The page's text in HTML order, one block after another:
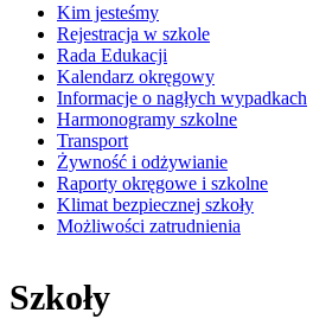
Kim jesteśmy
Rejestracja w szkole
Rada Edukacji
Kalendarz okręgowy
Informacje o nagłych wypadkach
Harmonogramy szkolne
Transport
Żywność i odżywianie
Raporty okręgowe i szkolne
Klimat bezpiecznej szkoły
Możliwości zatrudnienia
Szkoły